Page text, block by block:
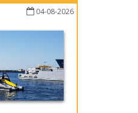
04-08-2026